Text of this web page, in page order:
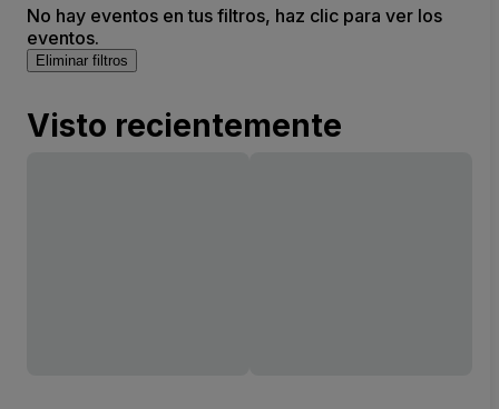
No hay eventos en tus filtros, haz clic para ver los
eventos.
Eliminar filtros
Visto recientemente